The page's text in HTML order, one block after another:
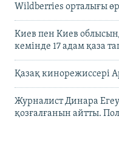
Wildberries орталығы
Киев пен Киев
кемінде 17 адам қаза
Қазақ кинорежиссері
Журналист Динара
қозғалғанын айтты.